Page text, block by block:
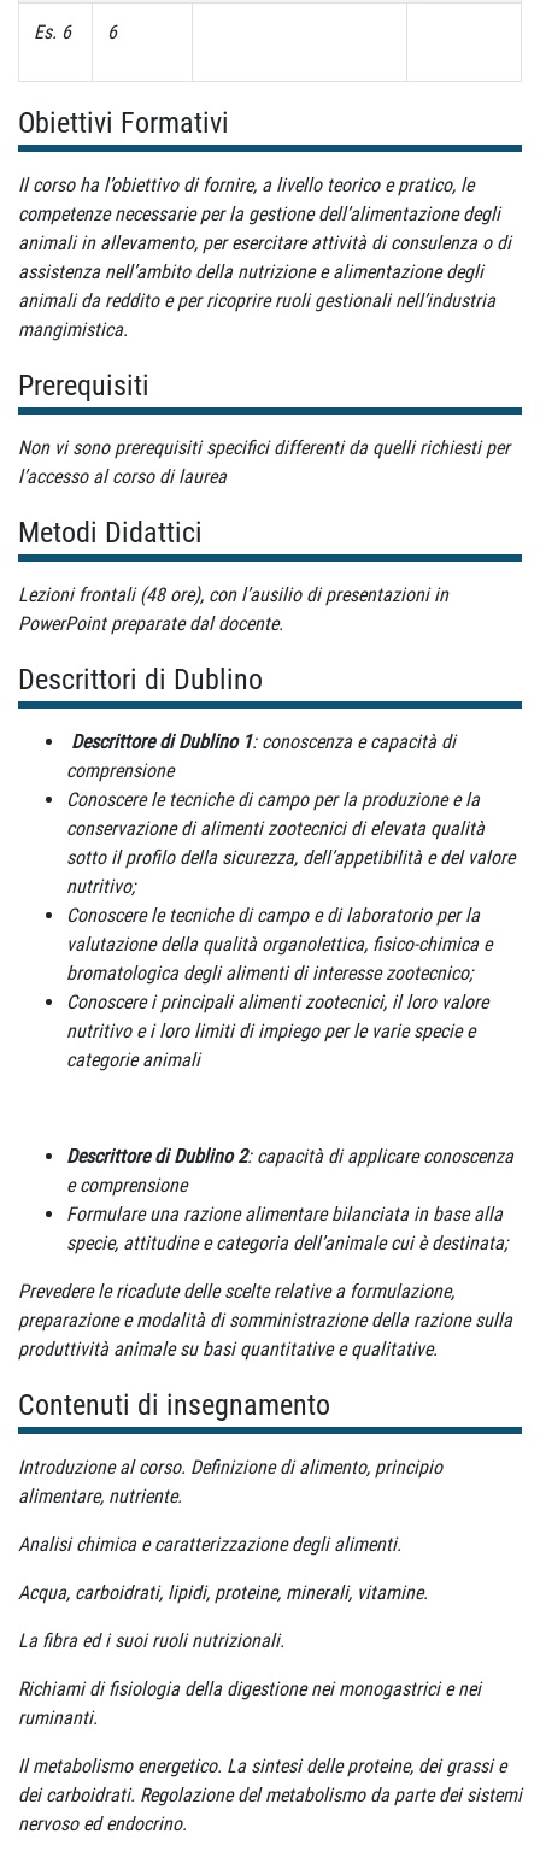
Es. 6 6
Obiettivi Formativi
Il corso ha l’obiettivo di fornire, a livello teorico e pratico, le
competenze necessarie per la gestione dell’alimentazione degli
animali in allevamento, per esercitare attività di consulenza o di
assistenza nell’ambito della nutrizione e alimentazione degli
animali da reddito e per ricoprire ruoli gestionali nell’industria
mangimistica.
Prerequisiti
Non vi sono prerequisiti specifici differenti da quelli richiesti per
l’accesso al corso di laurea
Metodi Didattici
Lezioni frontali (48 ore), con l’ausilio di presentazioni in
PowerPoint preparate dal docente.
Descrittori di Dublino
Descrittore di Dublino 1: conoscenza e capacità di
comprensione
Conoscere le tecniche di campo per la produzione e la
conservazione di alimenti zootecnici di elevata qualità
sotto il profilo della sicurezza, dell’appetibilità e del valore
nutritivo;
Conoscere le tecniche di campo e di laboratorio per la
valutazione della qualità organolettica, fisico-chimica e
bromatologica degli alimenti di interesse zootecnico;
Conoscere i principali alimenti zootecnici, il loro valore
nutritivo e i loro limiti di impiego per le varie specie e
categorie animali
Descrittore di Dublino 2: capacità di applicare conoscenza
e comprensione
Formulare una razione alimentare bilanciata in base alla
specie, attitudine e categoria dell’animale cui è destinata;
Prevedere le ricadute delle scelte relative a formulazione,
preparazione e modalità di somministrazione della razione sulla
produttività animale su basi quantitative e qualitative.
Contenuti di insegnamento
Introduzione al corso. Definizione di alimento, principio
alimentare, nutriente.
Analisi chimica e caratterizzazione degli alimenti.
Acqua, carboidrati, lipidi, proteine, minerali, vitamine.
La fibra ed i suoi ruoli nutrizionali.
Richiami di fisiologia della digestione nei monogastrici e nei
ruminanti.
Il metabolismo energetico. La sintesi delle proteine, dei grassi e
dei carboidrati. Regolazione del metabolismo da parte dei sistemi
nervoso ed endocrino.